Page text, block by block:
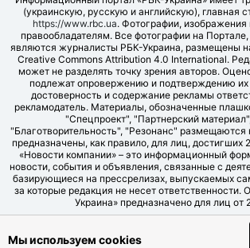
(украинскую, русскую и английскую), главная
https://www.rbc.ua. Фотографии, изображения
правообладателям. Все фотографии на
являются журналисты РБК-Украина, размещены
Creative Commons Attribution 4.0 International.
может не разделять точку зрения авторов.
подлежат опровержению и подтверждению их
достоверность и содержание рекламы
рекламодатель. Материалы, обозначенные
"Спецпроект", "Партнерский
"Благотворительность", "Резонанс" размещаются
предназначены, как правило, для лиц, достигших
«Новости компании» – это информационный
новости, события и объявления, связанные с
базирующиеся на прессрелизах, выпускаемых
за которые редакция не несет
Украина» предназначено для лиц от
© LLC "UBT MEDIA", 2006-
Мы используем cookies